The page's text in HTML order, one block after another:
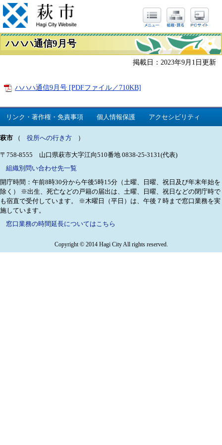
ハハハ通信9月号
掲載日：2023年9月1日更新
ハハハ通信9月号 [PDFファイル／710KB]
リンク・著作権・免責事項 個人情報保護 アクセシビリティ
萩市 （ 役所への行き方 ）
〒758-8555 山口県萩市大字江向510番地 0838-25-3131(代表)
組織別問い合わせ先一覧
開庁時間：午前8時30分から午後5時15分（土曜、日曜、祝日及び年末年始を
除く）
※出生、死亡などの戸籍の届出は、土曜、日曜、祝日などの閉庁時で
も宿直で受付しています。
※木曜日（平日）は、午後７時まで窓口業務を実
施しています。
窓口業務の時間延長についてはこちら
Copyright © 2014 Hagi City All rights reserved.